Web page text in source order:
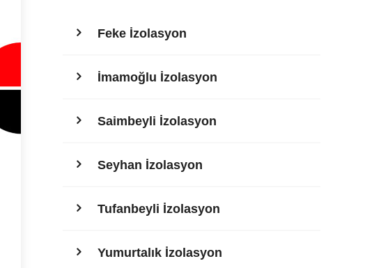
Feke İzolasyon
İmamoğlu İzolasyon
Saimbeyli İzolasyon
Seyhan İzolasyon
Tufanbeyli İzolasyon
Yumurtalık İzolasyon